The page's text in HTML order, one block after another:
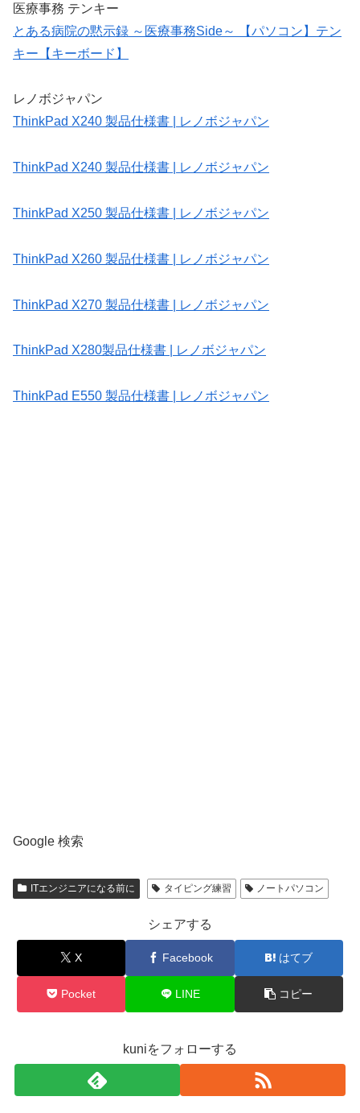
医療事務 テンキー
とある病院の黙示録 ～医療事務Side～ 【パソコン】テン
キー【キーボード】
レノボジャパン
ThinkPad X240 製品仕様書 | レノボジャパン
ThinkPad X240 製品仕様書 | レノボジャパン
ThinkPad X250 製品仕様書 | レノボジャパン
ThinkPad X260 製品仕様書 | レノボジャパン
ThinkPad X270 製品仕様書 | レノボジャパン
ThinkPad X280製品仕様書 | レノボジャパン
ThinkPad E550 製品仕様書 | レノボジャパン
Google 検索
ITエンジニアになる前に タイピング練習 ノートパソコン
シェアする
X Facebook はてブ
Pocket LINE コピー
kuniをフォローする